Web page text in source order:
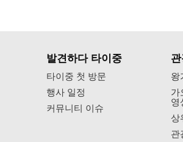
발견하다 타이중
타이중 첫 방문
행사 일정
커뮤니티 이슈
왕
가
영
상
관